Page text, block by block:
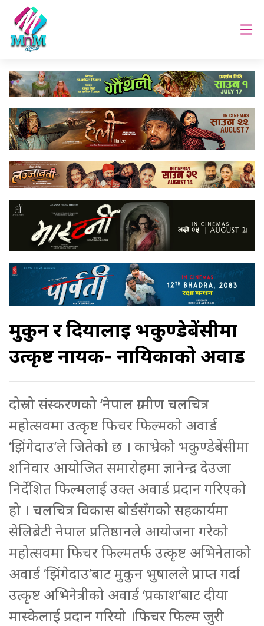
मुकुन र दियालाई भकुण्डेबेंसीमा
उत्कृष्ट नायक- नायिकाको अवार्ड
दोस्रो संस्करणको ‘नेपाल ग्रामीण चलचित्र
महोत्सवमा उत्कृष्ट फिचर फिल्मको अवार्ड
‘झिंगेदाउ’ले जितेको छ । काभ्रेको भकुण्डेबेंसीमा
शनिवार आयोजित समारोहमा ज्ञानेन्द्र देउजा
निर्देशित फिल्मलाई उक्त अवार्ड प्रदान गरिएको
हो । चलचित्र विकास बोर्डसँगको सहकार्यमा
सेलिब्रेटी नेपाल प्रतिष्ठानले आयोजना गरेको
महोत्सवमा फिचर फिल्मतर्फ उत्कृष्ट अभिनेताको
अवार्ड ‘झिंगेदाउ’बाट मुकुन भुषालले प्राप्त गर्दा
उत्कृष्ट अभिनेत्रीको अवार्ड ‘प्रकाश’बाट दीया
मास्केलाई प्रदान गरियो ।फिचर फिल्म जुरी